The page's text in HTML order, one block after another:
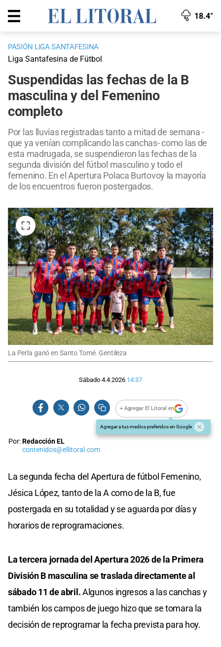
18.4°
PASIÓN LIGA SANTAFESINA
Liga Santafesina de Fütbol
Suspendidas las fechas de la B
masculina y del Femenino
completo
Por las lluvias registradas tanto a mitad de semana -
que ya venían complicando las canchas- como las de
esta madrugada, se suspendieron las fechas de la
segunda división del fútbol masculino y todo el
femenino. En el Apertura Polaca Burtovoy la mayoría
de los encuentros fueron postergados.
La Perla ganó en Santo Tomé. Gentileza
Sábado 4.4.2026 14:37
+ Agregar El Litoral en
Agregar a tus medios preferidos en Google
Por:Redacción EL
contenidos@ellitoral.com
La segunda fecha del Apertura de fútbol Femenino,
Jésica López, tanto de la A como de la B, fue
postergada en su totalidad y se aguarda por días y
horarios de reprogramaciones.
La tercera jornada del Apertura 2026 de la Primera
División B masculina se traslada directamente al
sábado 11 de abril.Algunos ingresos a las canchas y
también los campos de juego hizo que se tomara la
decisión de reprogramar la fecha prevista para hoy.